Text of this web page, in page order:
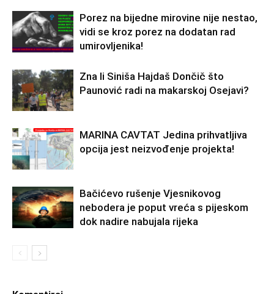
Porez na bijedne mirovine nije nestao,
vidi se kroz porez na dodatan rad
umirovljenika!
Zna li Siniša Hajdaš Dončič što
Paunović radi na makarskoj Osejavi?
MARINA CAVTAT Jedina prihvatljiva
opcija jest neizvođenje projekta!
Bačićevo rušenje Vjesnikovog
nebodera je poput vreća s pijeskom
dok nadire nabujala rijeka